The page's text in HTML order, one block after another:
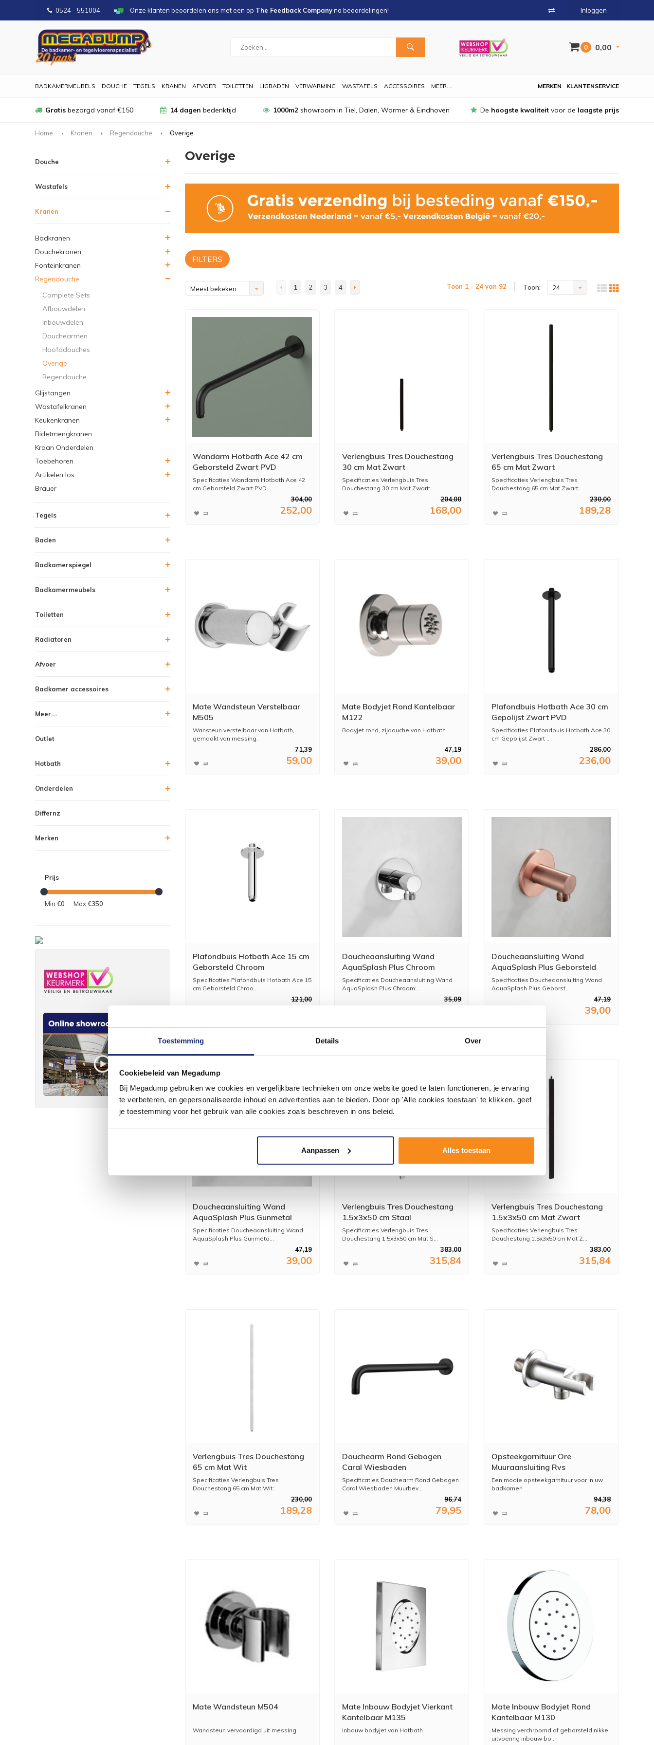
Toestemming Details Over
Cookiebeleid van Megadump
Bij Megadump gebruiken we cookies en vergelijkbare technieken om onze website goed te laten functioneren, je ervaring
te verbeteren, en gepersonaliseerde inhoud en advertenties aan te bieden. Door op 'Alle cookies toestaan' te klikken, geef
je toestemming voor het gebruik van alle cookies zoals beschreven in ons beleid.
Aanpassen Alles toestaan
0524 - 551004 Onze klanten beoordelen ons met een op The Feedback Companyna beoordelingen! Inloggen
0 0,00
BADKAMERMEUBELS DOUCHE TEGELS KRANEN AFVOER TOILETTEN LIGBADEN VERWARMING WASTAFELS ACCESSOIRES MEER.... KLANTENSERVICE
MERKEN
Gratis bezorgd vanaf €150 14 dagen bedenktijd 1000m2showroom in Tiel, Dalen, Wormer & Eindhoven De hoogste kwaliteit voor de laagste prijs
Home Kranen Regendouche Overige
Douche
Wastafels
Kranen
Badkranen
Douchekranen
Fonteinkranen
Regendouche
Complete Sets
Afbouwdelen
Inbouwdelen
Douchearmen
Hoofddouches
Overige
Regendouche
Glijstangen
Wastafelkranen
Keukenkranen
Bidetmengkranen
Kraan Onderdelen
Toebehoren
Artikelen los
Brauer
Tegels
Baden
Badkamerspiegel
Badkamermeubels
Toiletten
Radiatoren
Afvoer
Badkamer accessoires
Meer....
Outlet
Hotbath
Onderdelen
Differnz
Merken
Prijs
Min €0 Max€350
Overige
FILTERS
Meest bekeken 1 2 3 4 Toon 1 - 24 van 92 Toon: 24
Wandarm Hotbath Ace 42 cm
Geborsteld Zwart PVD
Specificaties Wandarm Hotbath Ace 42
cm Geborsteld Zwart PVD...
304,00
252,00
Verlengbuis Tres Douchestang
30 cm Mat Zwart
Specificaties Verlengbuis Tres
Douchestang 30 cm Mat Zwart:
204,00
168,00
Verlengbuis Tres Douchestang
65 cm Mat Zwart
Specificaties Verlengbuis Tres
Douchestang 65 cm Mat Zwart:
230,00
189,28
Mate Wandsteun Verstelbaar
M505
Wansteun verstelbaar van Hotbath,
gemaakt van messing.
71,39
59,00
Mate Bodyjet Rond Kantelbaar
M122
Bodyjet rond, zijdouche van Hotbath
47,19
39,00
Plafondbuis Hotbath Ace 30 cm
Gepolijst Zwart PVD
Specificaties Plafondbuis Hotbath Ace 30
cm Gepolijst Zwart ...
286,00
236,00
Plafondbuis Hotbath Ace 15 cm
Geborsteld Chroom
Specificaties Plafondbuis Hotbath Ace 15
cm Geborsteld Chroo...
121,00
Doucheaansluiting Wand
AquaSplash Plus Chroom
Specificaties Doucheaansluiting Wand
AquaSplash Plus Chroom:...
35,09
Doucheaansluiting Wand
AquaSplash Plus Geborsteld
Koper
Specificaties Doucheaansluiting Wand
AquaSplash Plus Geborst...
47,19
39,00
Doucheaansluiting Wand
AquaSplash Plus Gunmetal
Specificaties Doucheaansluiting Wand
AquaSplash Plus Gunmeta...
47,19
39,00
Verlengbuis Tres Douchestang
1.5x3x50 cm Staal
Specificaties Verlengbuis Tres
Douchestang 1.5x3x50 cm Mat S...
383,00
315,84
Verlengbuis Tres Douchestang
1.5x3x50 cm Mat Zwart
Specificaties Verlengbuis Tres
Douchestang 1.5x3x50 cm Mat Z...
383,00
315,84
Verlengbuis Tres Douchestang
65 cm Mat Wit
Specificaties Verlengbuis Tres
Douchestang 65 cm Mat Wit:
230,00
189,28
Douchearm Rond Gebogen
Caral Wiesbaden
Muurbevestiging 45 cm Mat
Zwart
Specificaties Douchearm Rond Gebogen
Caral Wiesbaden Muurbev...
96,74
79,95
Opsteekgarnituur Ore
Muuraansluiting Rvs
Een mooie opsteekgarnituur voor in uw
badkamer!
94,38
78,00
Mate Wandsteun M504
Wandsteun vervaardigd uit messing
Mate Inbouw Bodyjet Vierkant
Kantelbaar M135
Inbouw bodyjet van Hotbath
Mate Inbouw Bodyjet Rond
Kantelbaar M130
Messing verchroomd of geborsteld nikkel
uitvoering inbouw bo...